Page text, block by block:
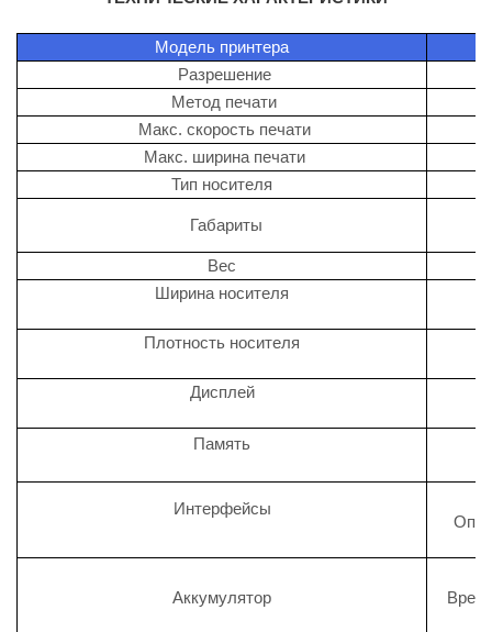
Модель принтера
Разрешение
Метод печати
Макс. скорость печати
Макс. ширина печати
Тип носителя
Габариты
Вес
Ширина носителя
Плотность носителя
Дисплей
Память
Интерфейсы
Аккумулятор